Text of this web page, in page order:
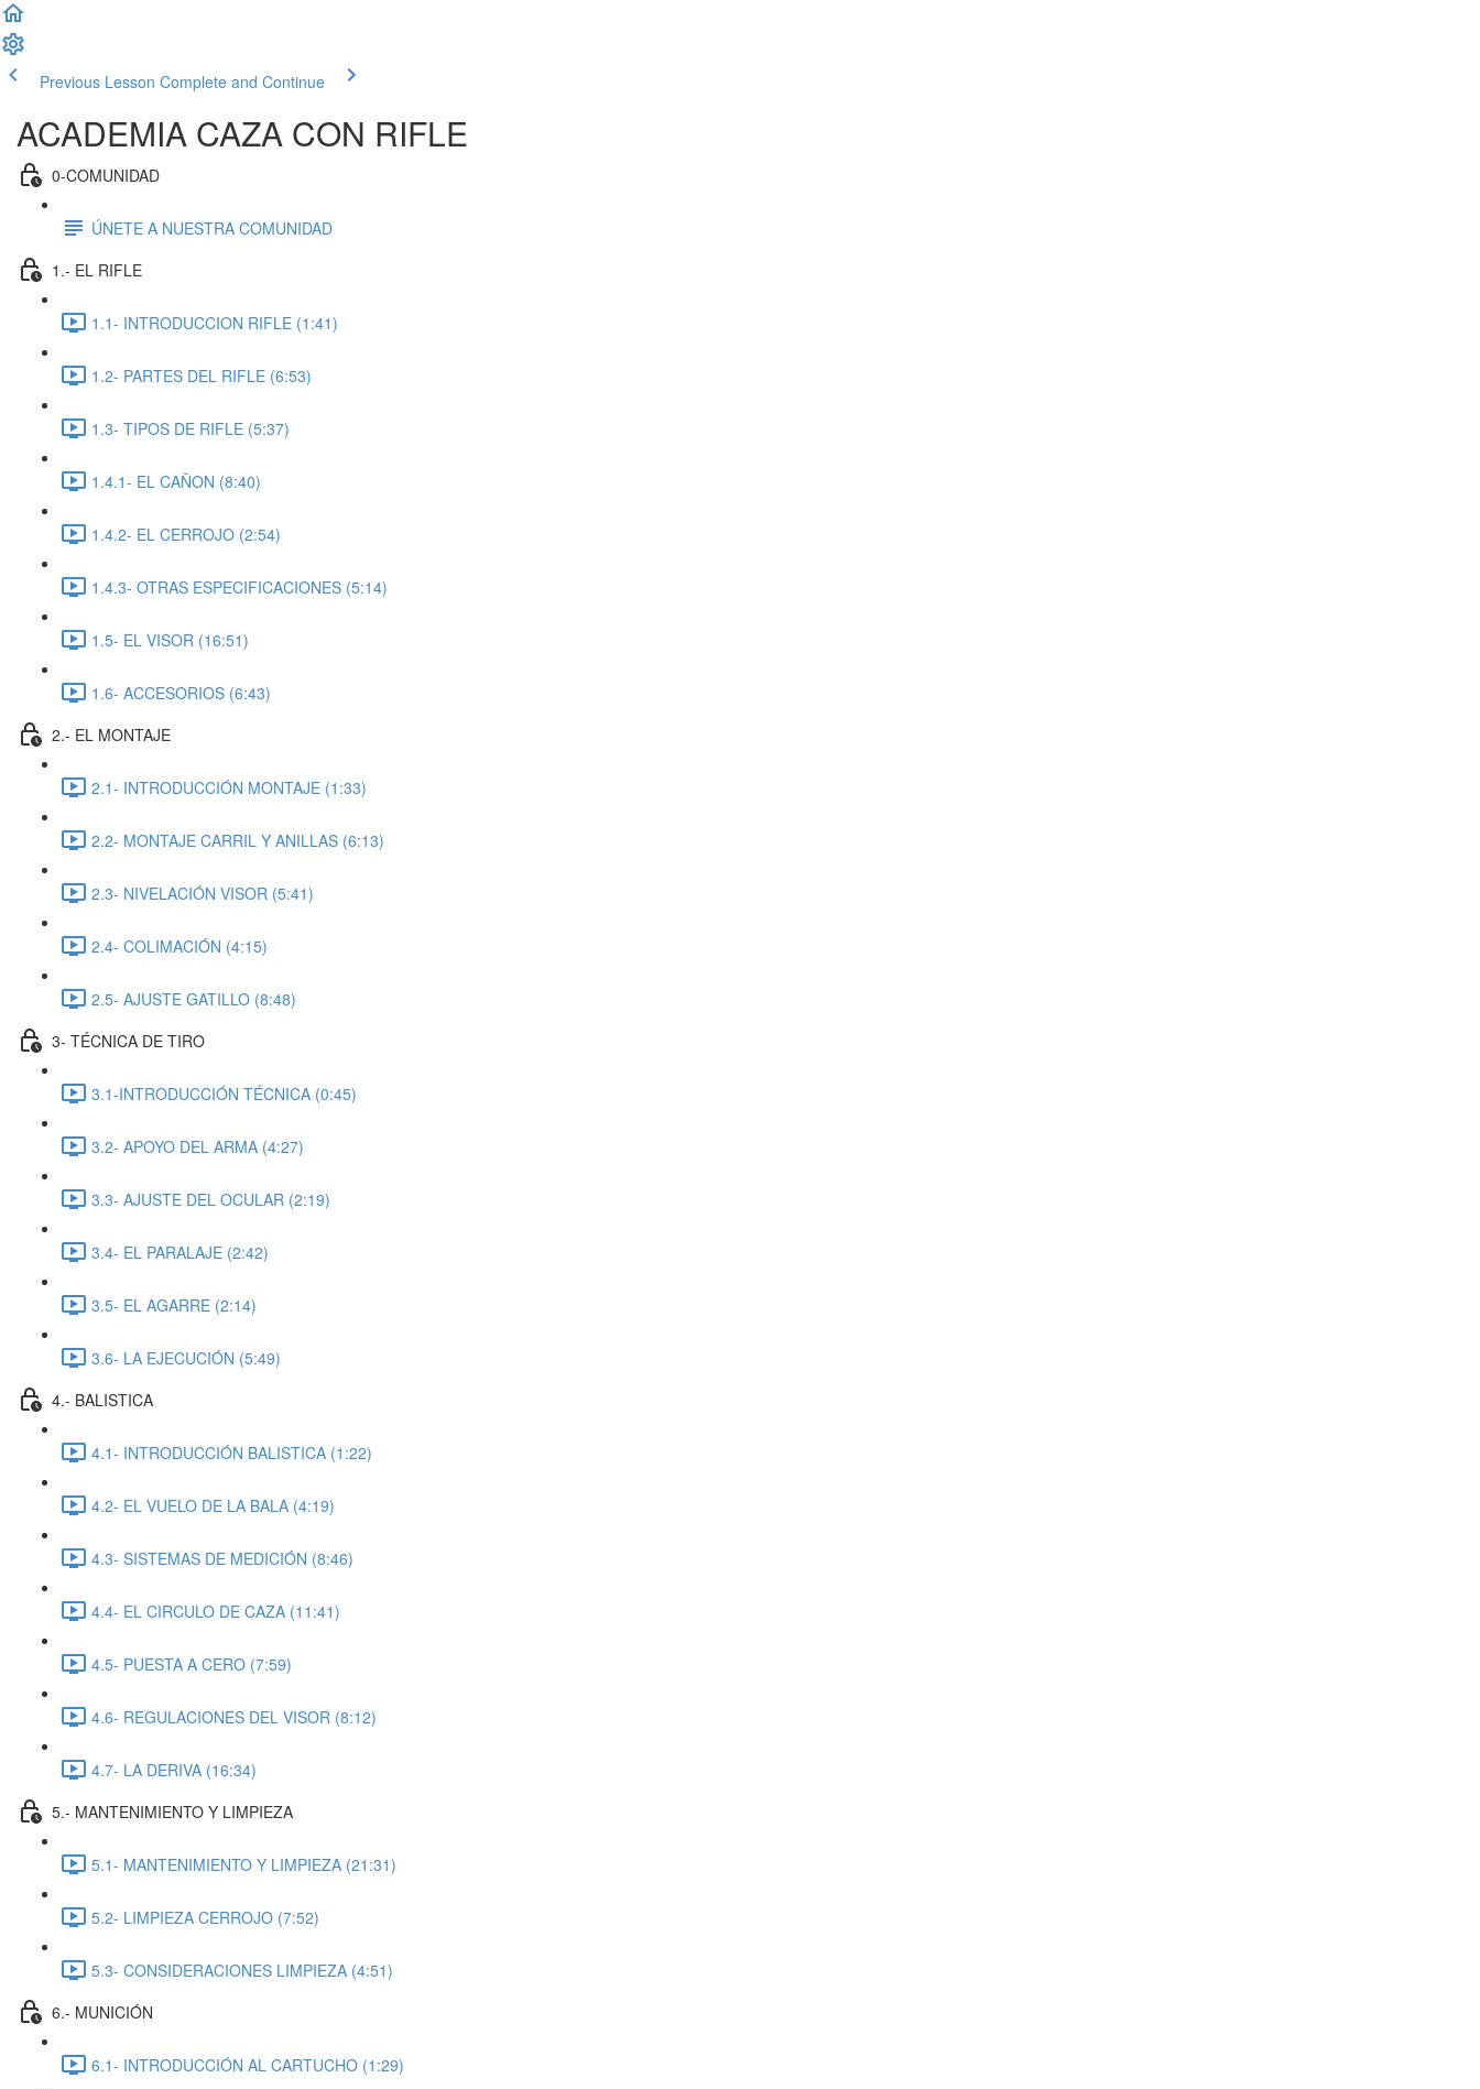
Previous Lesson Complete and Continue
ACADEMIA CAZA CON RIFLE
0-COMUNIDAD
ÚNETE A NUESTRA COMUNIDAD
1.- EL RIFLE
1.1- INTRODUCCION RIFLE (1:41)
1.2- PARTES DEL RIFLE (6:53)
1.3- TIPOS DE RIFLE (5:37)
1.4.1- EL CAÑON (8:40)
1.4.2- EL CERROJO (2:54)
1.4.3- OTRAS ESPECIFICACIONES (5:14)
1.5- EL VISOR (16:51)
1.6- ACCESORIOS (6:43)
2.- EL MONTAJE
2.1- INTRODUCCIÓN MONTAJE (1:33)
2.2- MONTAJE CARRIL Y ANILLAS (6:13)
2.3- NIVELACIÓN VISOR (5:41)
2.4- COLIMACIÓN (4:15)
2.5- AJUSTE GATILLO (8:48)
3- TÉCNICA DE TIRO
3.1-INTRODUCCIÓN TÉCNICA (0:45)
3.2- APOYO DEL ARMA (4:27)
3.3- AJUSTE DEL OCULAR (2:19)
3.4- EL PARALAJE (2:42)
3.5- EL AGARRE (2:14)
3.6- LA EJECUCIÓN (5:49)
4.- BALISTICA
4.1- INTRODUCCIÓN BALISTICA (1:22)
4.2- EL VUELO DE LA BALA (4:19)
4.3- SISTEMAS DE MEDICIÓN (8:46)
4.4- EL CIRCULO DE CAZA (11:41)
4.5- PUESTA A CERO (7:59)
4.6- REGULACIONES DEL VISOR (8:12)
4.7- LA DERIVA (16:34)
5.- MANTENIMIENTO Y LIMPIEZA
5.1- MANTENIMIENTO Y LIMPIEZA (21:31)
5.2- LIMPIEZA CERROJO (7:52)
5.3- CONSIDERACIONES LIMPIEZA (4:51)
6.- MUNICIÓN
6.1- INTRODUCCIÓN AL CARTUCHO (1:29)